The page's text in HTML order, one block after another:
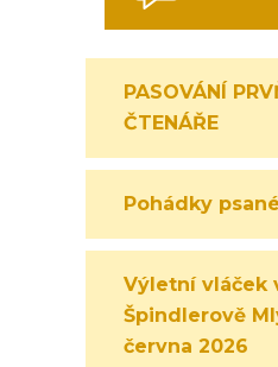
PASOVÁNÍ
ČTENÁŘE
Pohádky
Výletní vláček
Špindlerově
června 2026